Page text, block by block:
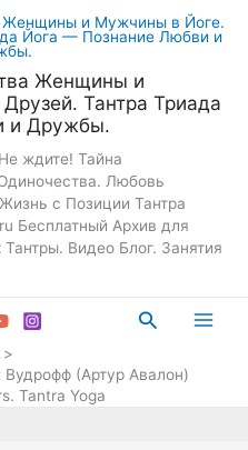
Женщины и
Тантра Триада
и Дружбы.
ждите! Тайна
Любовь
с Позиции Тантра
Бесплатный Архив для
Видео Блог. Занятия
Поиск
(Артур Авалон)
Tantra Yoga